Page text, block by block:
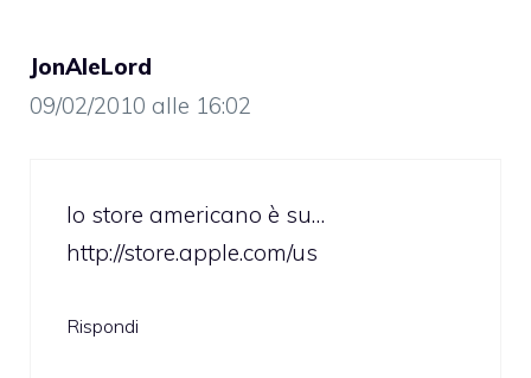
JonAleLord
09/02/2010 alle 16:02
lo store americano è su…
http://store.apple.com/us
Rispondi